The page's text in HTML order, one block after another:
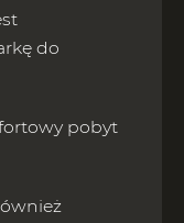
do
pobyt